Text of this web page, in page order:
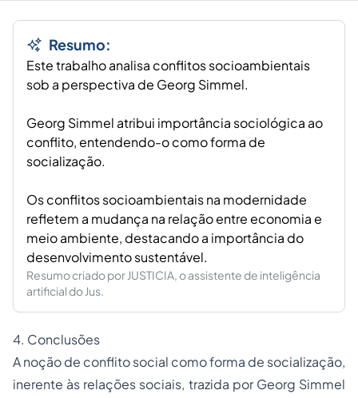
Resumo:
Este trabalho analisa conflitos socioambientais
sob a perspectiva de Georg Simmel.
Georg Simmel atribui importância sociológica ao
conflito, entendendo-o como forma de
socialização.
Os conflitos socioambientais na modernidade
refletem a mudança na relação entre economia e
meio ambiente, destacando a importância do
desenvolvimento sustentável.
Resumo criado por JUSTICIA, o assistente de inteligência
artificial do Jus.
4. Conclusões
A noção de conflito social como forma de socialização,
inerente às relações sociais, trazida por Georg Simmel